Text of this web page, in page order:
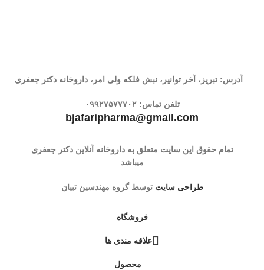
آدرس: تبریز، آخر توانیر، نبش فلکه ولی امر، داروخانه دکتر جعفری
تلفن تماس:۰۹۹۲۷۵۷۷۷۰۲
bjafaripharma@gmail.com
تمام حقوق این سایت متعلق به داروخانه آنلاین دکتر جعفری
میباشد
طراحی سایت توسط گروه مهندسین تبیان
فروشگاه
علاقه مندی ها
محصول